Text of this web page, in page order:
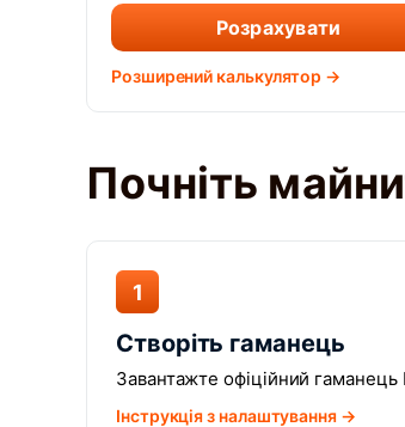
Розрахувати
Розширений калькулятор →
Почніть
1
Створіть гаманець
Завантажте офіційний
Інструкція з налаштування →